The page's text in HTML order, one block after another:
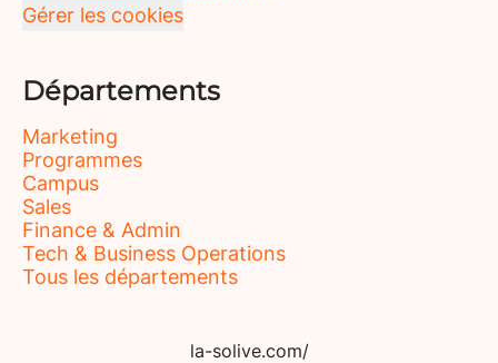
Gérer les cookies
Départements
Marketing
Programmes
Campus
Sales
Finance & Admin
Tech & Business Operations
Tous les départements
la-solive.com/